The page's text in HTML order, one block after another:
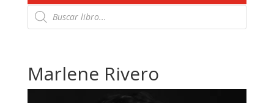
Búsqueda
de
productos
Marlene Rivero